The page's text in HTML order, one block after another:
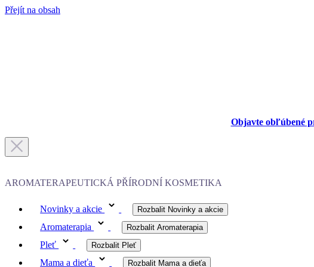
Přejít na obsah
Objavte obľúbené
AROMATERAPEUTICKÁ PŘÍRODNÍ KOSMETIKA
Novinky a akcie Rozbalit Novinky a akcie
Aromaterapia Rozbalit Aromaterapia
Pleť Rozbalit Pleť
Mama a dieťa Rozbalit Mama a dieťa